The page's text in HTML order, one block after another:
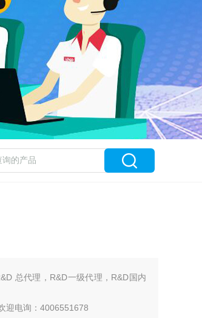
总代理，R&D一级代理，R&D国内
迎电询：4006551678